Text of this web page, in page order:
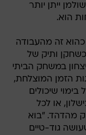
ייתן יותר
הוא.
זה מהעבודה
ותיק של
במשחק הביתי
הזמן המוצלחת,
בימוי שיכולים
או לכל
מהדהד. "בוא
גוד-טיים